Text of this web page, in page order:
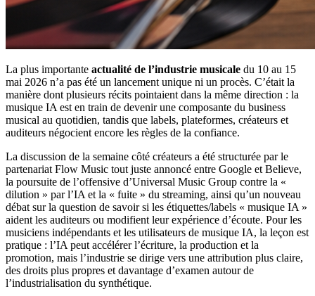
La plus importante actualité de l’industrie musicale du 10 au 15
mai 2026 n’a pas été un lancement unique ni un procès. C’était la
manière dont plusieurs récits pointaient dans la même direction : la
musique IA est en train de devenir une composante du business
musical au quotidien, tandis que labels, plateformes, créateurs et
auditeurs négocient encore les règles de la confiance.
La discussion de la semaine côté créateurs a été structurée par le
partenariat Flow Music tout juste annoncé entre Google et Believe,
la poursuite de l’offensive d’Universal Music Group contre la «
dilution » par l’IA et la « fuite » du streaming, ainsi qu’un nouveau
débat sur la question de savoir si les étiquettes/labels « musique IA »
aident les auditeurs ou modifient leur expérience d’écoute. Pour les
musiciens indépendants et les utilisateurs de musique IA, la leçon est
pratique : l’IA peut accélérer l’écriture, la production et la
promotion, mais l’industrie se dirige vers une attribution plus claire,
des droits plus propres et davantage d’examen autour de
l’industrialisation du synthétique.